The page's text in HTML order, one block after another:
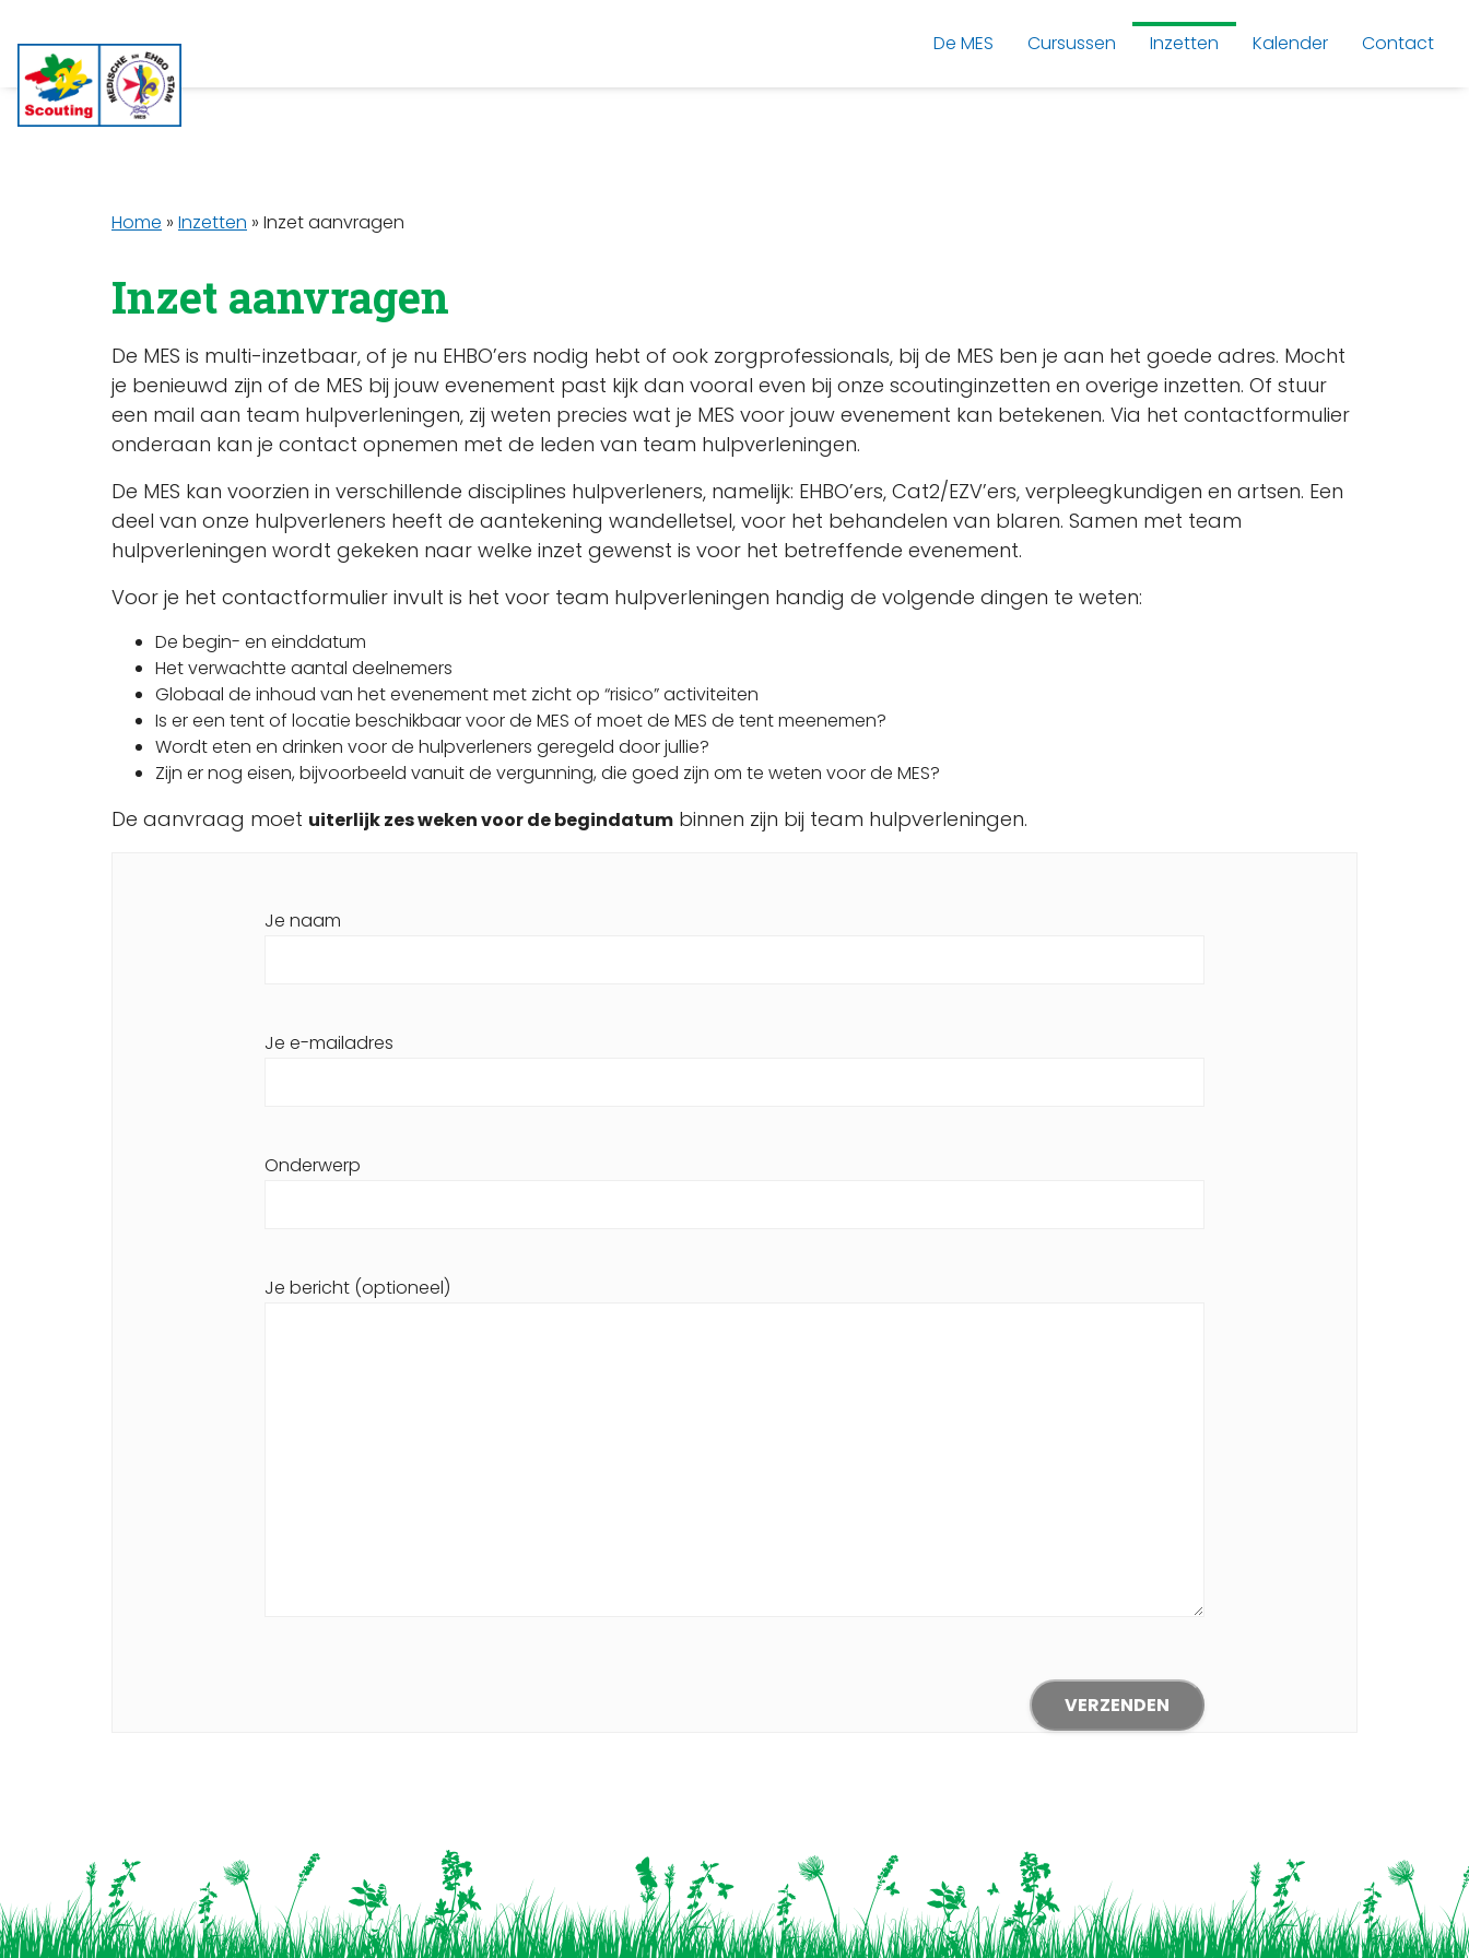
De MES Cursussen Inzetten Kalender Contact
Home » Inzetten » Inzet aanvragen
Inzet aanvragen
De MES is multi-inzetbaar, of je nu EHBO’ers nodig hebt of ook zorgprofessionals, bij de MES ben je aan het goede adres. Mocht
je benieuwd zijn of de MES bij jouw evenement past kijk dan vooral even bij onze scoutinginzetten en overige inzetten. Of stuur
een mail aan team hulpverleningen, zij weten precies wat je MES voor jouw evenement kan betekenen. Via het contactformulier
onderaan kan je contact opnemen met de leden van team hulpverleningen.
De MES kan voorzien in verschillende disciplines hulpverleners, namelijk: EHBO’ers, Cat2/EZV’ers, verpleegkundigen en artsen. Een
deel van onze hulpverleners heeft de aantekening wandelletsel, voor het behandelen van blaren. Samen met team
hulpverleningen wordt gekeken naar welke inzet gewenst is voor het betreffende evenement.
Voor je het contactformulier invult is het voor team hulpverleningen handig de volgende dingen te weten:
De begin- en einddatum
Het verwachtte aantal deelnemers
Globaal de inhoud van het evenement met zicht op “risico” activiteiten
Is er een tent of locatie beschikbaar voor de MES of moet de MES de tent meenemen?
Wordt eten en drinken voor de hulpverleners geregeld door jullie?
Zijn er nog eisen, bijvoorbeeld vanuit de vergunning, die goed zijn om te weten voor de MES?
De aanvraag moet uiterlijk zes weken voor de begindatum binnen zijn bij team hulpverleningen.
Je naam
Je e-mailadres
Onderwerp
Je bericht (optioneel)